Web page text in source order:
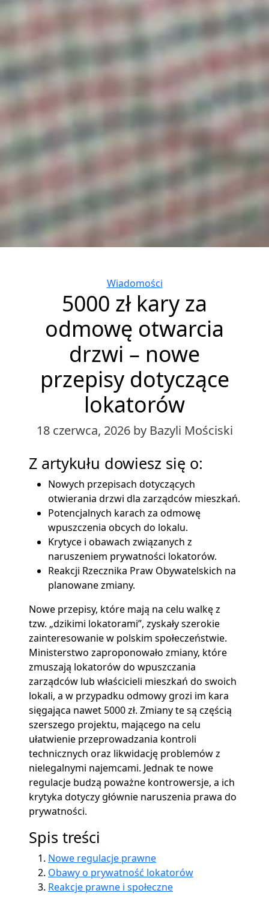
Categories
Wiadomości
5000 zł kary za
odmowę otwarcia
drzwi – nowe
przepisy dotyczące
lokatorów
18 czerwca, 2026 by Bazyli Mościski
Z artykułu dowiesz się o:
Nowych przepisach dotyczących
otwierania drzwi dla zarządców mieszkań.
Potencjalnych karach za odmowę
wpuszczenia obcych do lokalu.
Krytyce i obawach związanych z
naruszeniem prywatności lokatorów.
Reakcji Rzecznika Praw Obywatelskich na
planowane zmiany.
Nowe przepisy, które mają na celu walkę z
tzw. „dzikimi lokatorami”, zyskały szerokie
zainteresowanie w polskim społeczeństwie.
Ministerstwo zaproponowało zmiany, które
zmuszają lokatorów do wpuszczania
zarządców lub właścicieli mieszkań do swoich
lokali, a w przypadku odmowy grozi im kara
sięgająca nawet 5000 zł. Zmiany te są częścią
szerszego projektu, mającego na celu
ułatwienie przeprowadzania kontroli
technicznych oraz likwidację problemów z
nielegalnymi najemcami. Jednak te nowe
regulacje budzą poważne kontrowersje, a ich
krytyka dotyczy głównie naruszenia prawa do
prywatności.
Spis treści
Nowe regulacje prawne
Obawy o prywatność lokatorów
Reakcje prawne i społeczne